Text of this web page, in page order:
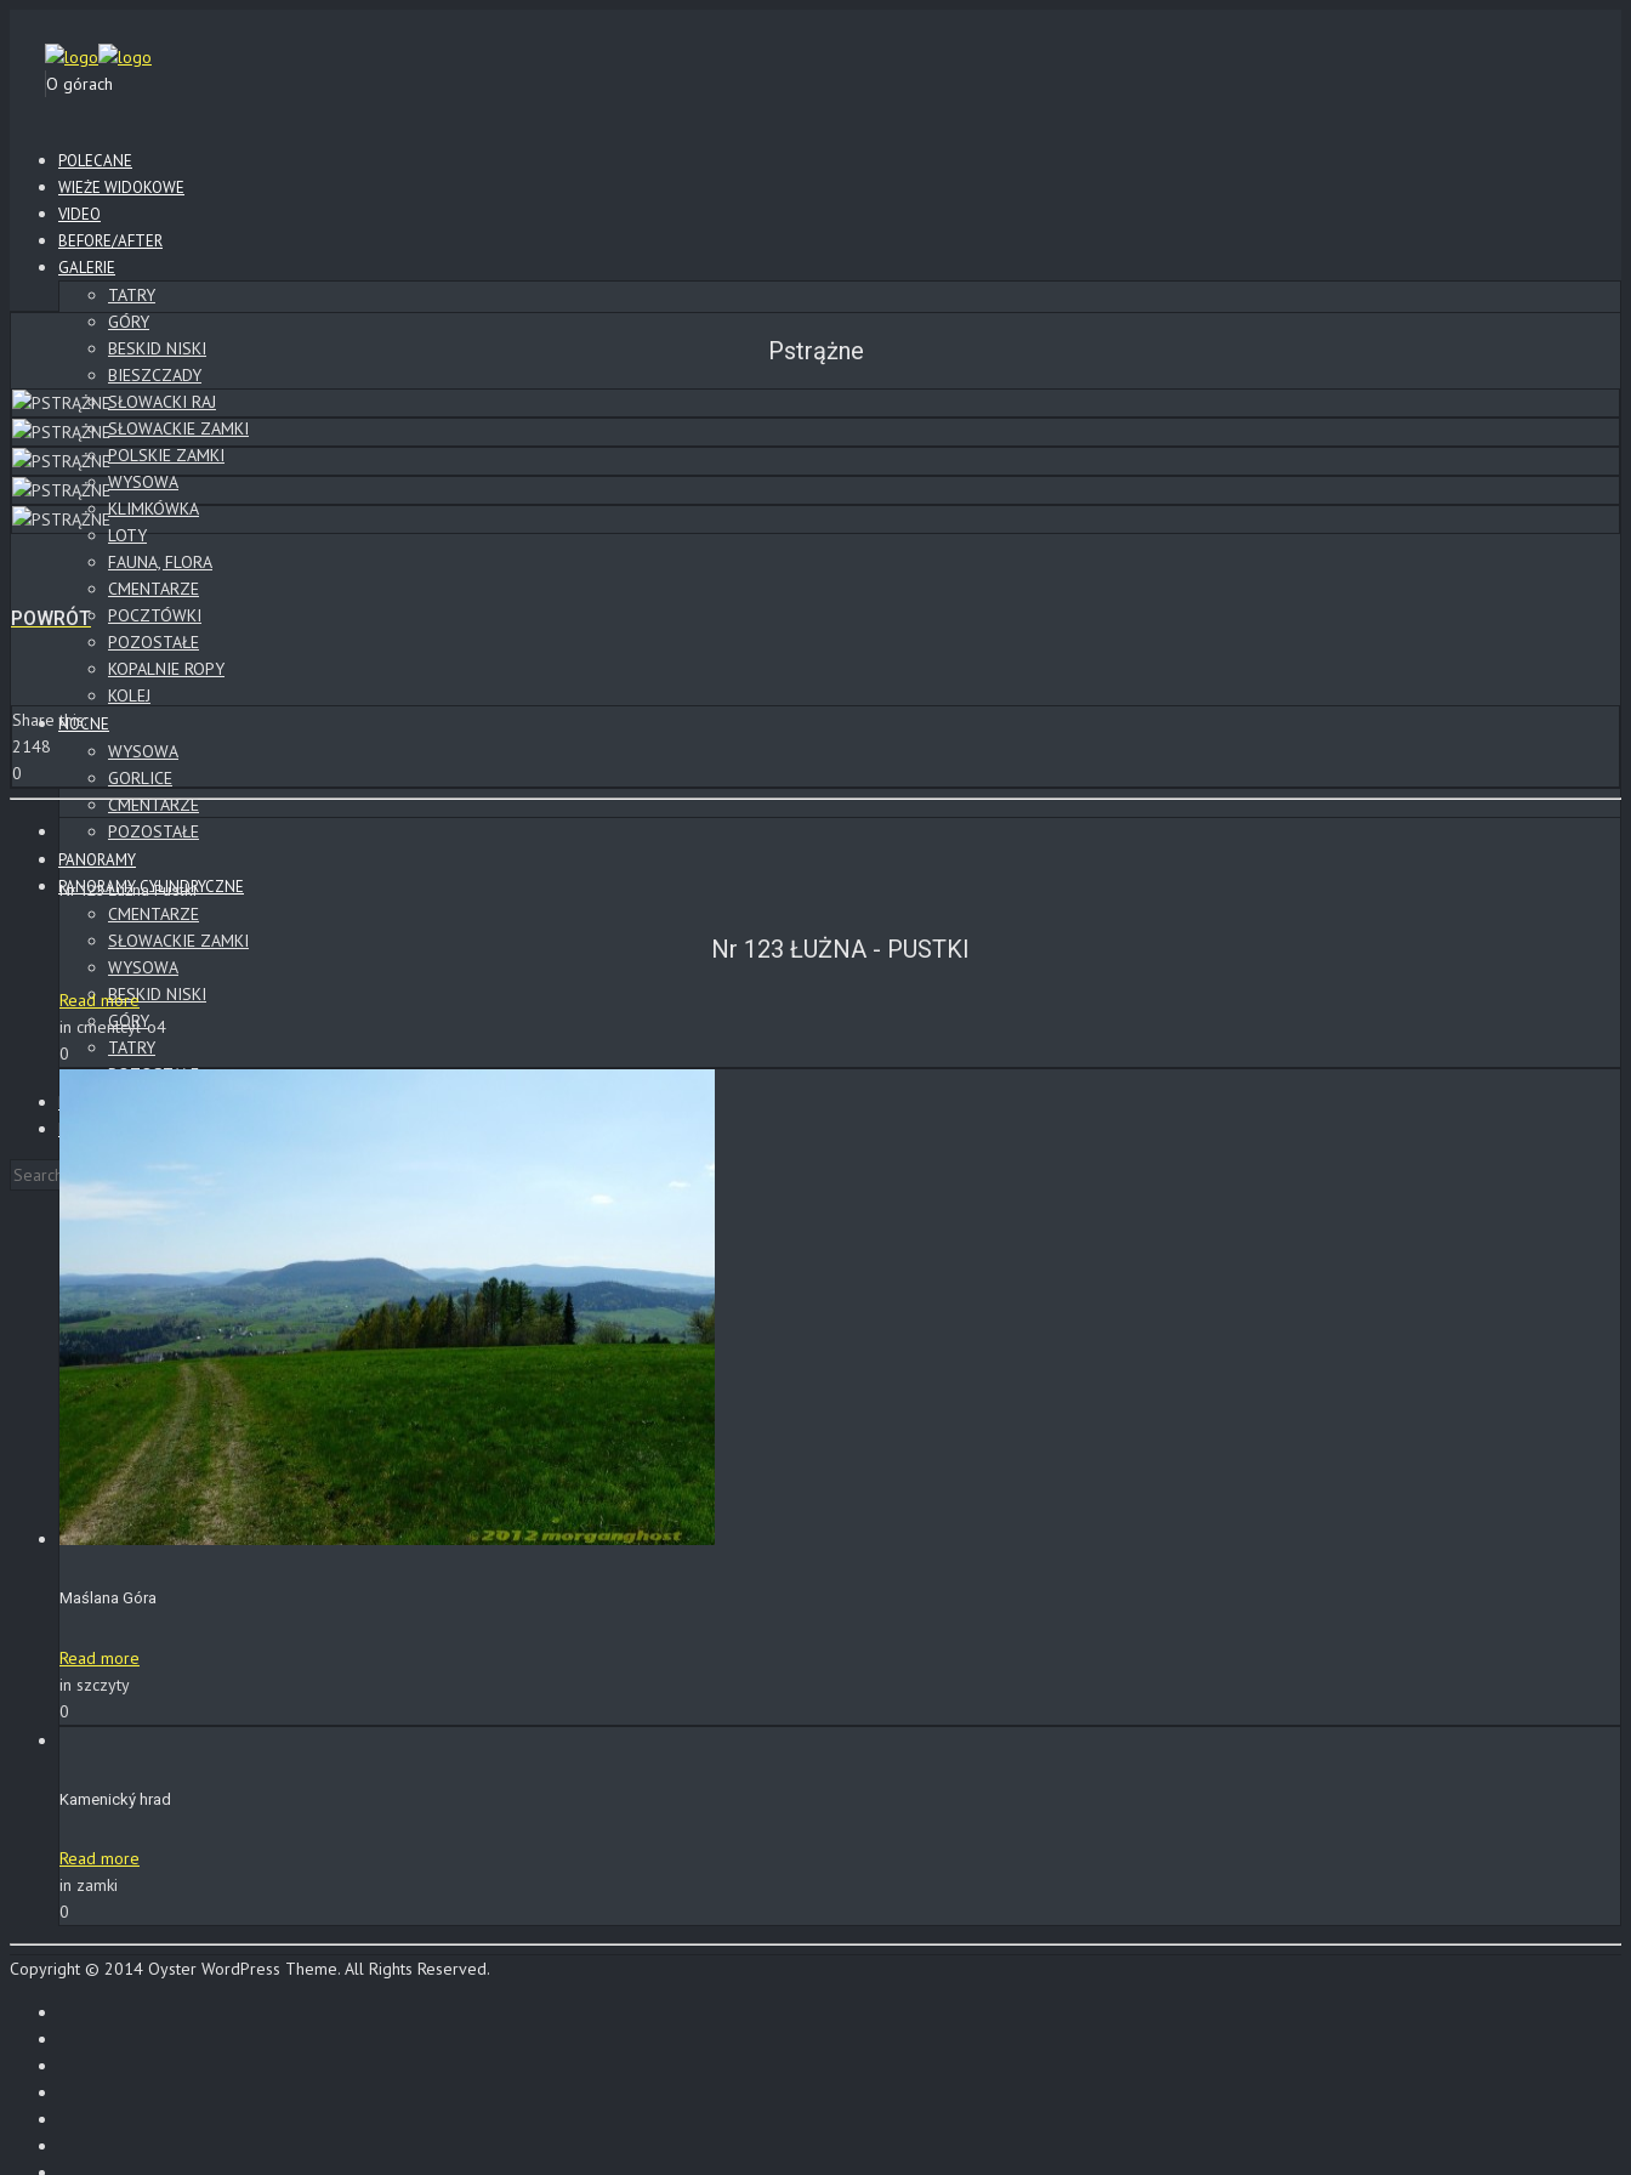
O górach
POLECANE
WIEŻE WIDOKOWE
VIDEO
BEFORE/AFTER
GALERIE
TATRY
GÓRY
BESKID NISKI
BIESZCZADY
SŁOWACKI RAJ
SŁOWACKIE ZAMKI
POLSKIE ZAMKI
WYSOWA
KLIMKÓWKA
LOTY
FAUNA, FLORA
CMENTARZE
POCZTÓWKI
POZOSTAŁE
KOPALNIE ROPY
KOLEJ
NOCNE
WYSOWA
GORLICE
CMENTARZE
POZOSTAŁE
PANORAMY
PANORAMY CYLINDRYCZNE
CMENTARZE
SŁOWACKIE ZAMKI
WYSOWA
BESKID NISKI
GÓRY
TATRY
POZOSTAŁE
Blog
KONTAKT
Pstrążne
POWRÓT
Share this:
2148
0
Nr 123 Łużna-Pustki
Nr 123 ŁUŻNA - PUSTKI
Read more
in cmentcyl-o4
0
Maślana Góra
Read more
in szczyty
0
Kamenický hrad
Read more
in zamki
0
Copyright © 2014 Oyster WordPress Theme. All Rights Reserved.